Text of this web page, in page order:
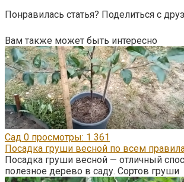
Понравилась статья? Поделиться с
Вам также может быть интересно
Сад 0 просмотры: 1 361
Посадка груши весной по всем
Посадка груши весной — отличный
полезное дерево в саду. Сортов груши